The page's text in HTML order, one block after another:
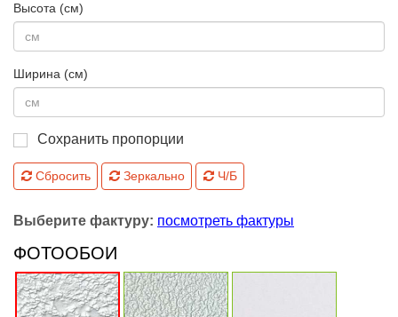
Высота (см)
Ширина (см)
Сохранить пропорции
Сбросить Зеркально Ч/Б
Выберите фактуру: посмотреть фактуры
ФОТООБОИ